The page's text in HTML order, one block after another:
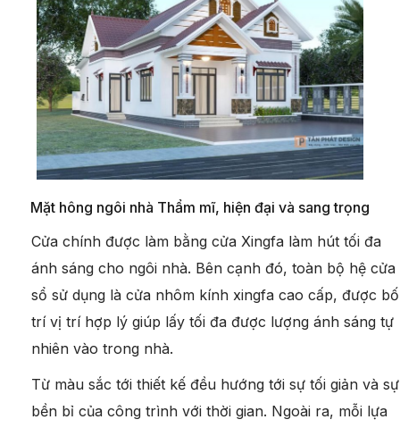
Mặt hông ngôi nhà Thẩm mĩ, hiện đại và sang trọng
Cửa chính được làm bằng cửa Xingfa làm hút tối đa
ánh sáng cho ngôi nhà. Bên cạnh đó, toàn bộ hệ cửa
sổ sử dụng là cửa nhôm kính xingfa cao cấp, được bố
trí vị trí hợp lý giúp lấy tối đa được lượng ánh sáng tự
nhiên vào trong nhà.
Từ màu sắc tới thiết kế đều hướng tới sự tối giản và sự
bền bỉ của công trình với thời gian. Ngoài ra, mỗi lựa